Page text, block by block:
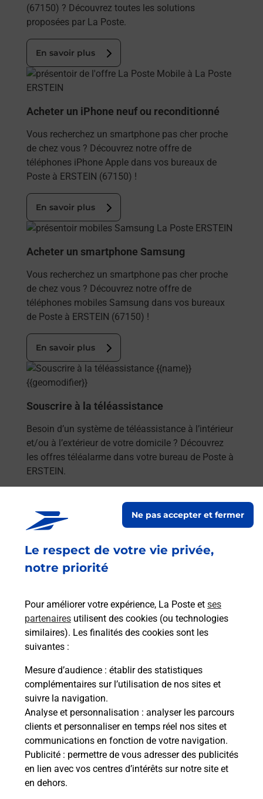
Le respect de votre vie privée,
notre priorité
Pour améliorer votre expérience, La Poste et ses
partenaires utilisent des cookies (ou technologies
similaires). Les finalités des cookies sont les
suivantes :
Mesure d’audience : établir des statistiques
complémentaires sur l’utilisation de nos sites et
suivre la navigation.
Analyse et personnalisation : analyser les parcours
clients et personnaliser en temps réel nos sites et
communications en fonction de votre navigation.
Publicité : permettre de vous adresser des publicités
en lien avec vos centres d’intérêts sur notre site et
en dehors.
Ne pas accepter et fermer
(67150) ? Découvrez toutes les solutions
proposées par La Poste.
En savoir plus
En savoir plus
Acheter un iPhone neuf ou reconditionné
Vous recherchez un smartphone pas cher proche
de chez vous ? Découvrez notre offre de
téléphones iPhone Apple dans vos bureaux de
Poste à ERSTEIN (67150) !
En savoir plus
En savoir plus
Acheter un smartphone Samsung
Vous recherchez un smartphone pas cher proche
de chez vous ? Découvrez notre offre de
téléphones mobiles Samsung dans vos bureaux
de Poste à ERSTEIN (67150) !
En savoir plus
En savoir plus
Souscrire à la téléassistance
Besoin d’un système de téléassistance à l’intérieur
et/ou à l’extérieur de votre domicile ? Découvrez
les offres téléalarme dans votre bureau de Poste à
ERSTEIN.
En savoir plus
Code de la route auto ou moto
Découvrez l'offre proposée par La Poste.
En savoir plus
Permis Bateau
Vous cherchez à passer votre permis bateau à
Erstein (67150) ? Découvrez l'offre proposée par
La Poste.
En savoir plus